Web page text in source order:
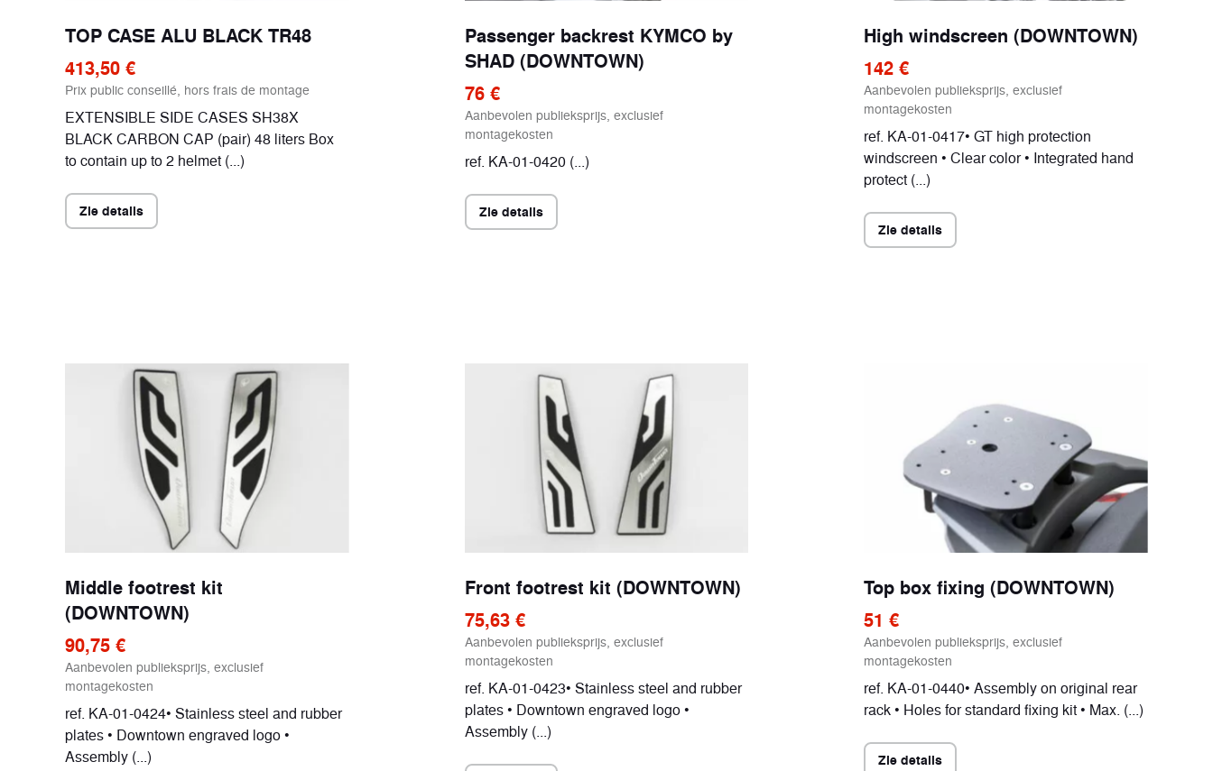
TOP CASE ALU BLACK TR48
413,50 €
Prix public conseillé, hors frais de montage
EXTENSIBLE SIDE CASES SH38X
BLACK CARBON CAP (pair) 48 liters Box
to contain up to 2 helmet (...)
Zie details
Passenger backrest KYMCO by
SHAD (DOWNTOWN)
76 €
Aanbevolen publieksprijs, exclusief
montagekosten
ref. KA-01-0420 (...)
Zie details
High windscreen (DOWNTOWN)
142 €
Aanbevolen publieksprijs, exclusief
montagekosten
ref. KA-01-0417• GT high protection
windscreen • Clear color • Integrated hand
protect (...)
Zie details
Middle footrest kit
(DOWNTOWN)
90,75 €
Aanbevolen publieksprijs, exclusief
montagekosten
ref. KA-01-0424• Stainless steel and rubber
plates • Downtown engraved logo •
Assembly (...)
Front footrest kit (DOWNTOWN)
75,63 €
Aanbevolen publieksprijs, exclusief
montagekosten
ref. KA-01-0423• Stainless steel and rubber
plates • Downtown engraved logo •
Assembly (...)
Top box fixing (DOWNTOWN)
51 €
Aanbevolen publieksprijs, exclusief
montagekosten
ref. KA-01-0440• Assembly on original rear
rack • Holes for standard fixing kit • Max. (...)
Zie details